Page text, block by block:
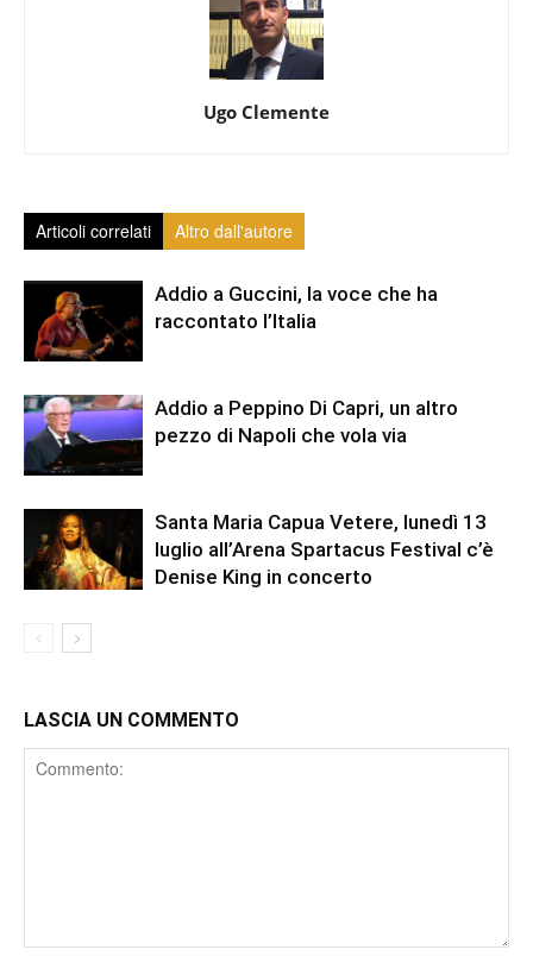
Ugo Clemente
Articoli correlati Altro dall'autore
Addio a Guccini, la voce che ha
raccontato l’Italia
Addio a Peppino Di Capri, un altro
pezzo di Napoli che vola via
Santa Maria Capua Vetere, lunedì 13
luglio all’Arena Spartacus Festival c’è
Denise King in concerto
LASCIA UN COMMENTO
Comment